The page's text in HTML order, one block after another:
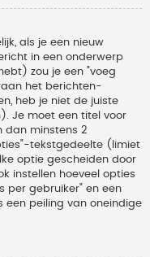
als je een nieuw
in een onderwerp
zou je een "voeg
het berichten-
heb je niet de juiste
Je moet een titel voor
dan minstens 2
tekstgedeelte (limiet
optie gescheiden door
instellen hoeveel opties
per gebruiker" en een
een peiling van oneindige